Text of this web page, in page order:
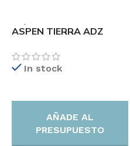
15.50€
ASPEN TIERRA ADZ
In stock
AÑADE AL
PRESUPUESTO